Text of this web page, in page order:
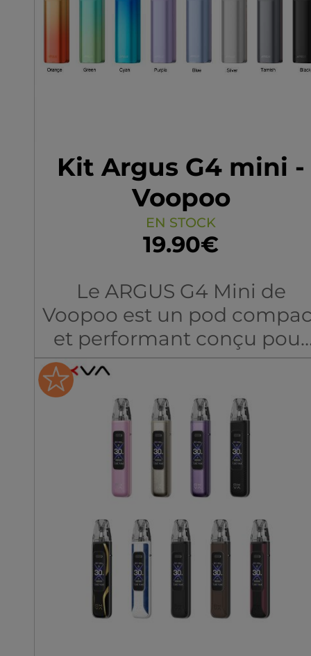
Kit Argus G4 mini -
Voopoo
EN STOCK
19.90€
Le ARGUS G4 Mini de
Voopoo est un pod
et performant conçu pour
une vape simple et
polyvalente. Il embarque
une batterie intégrée de
1650mAh avec une
puissance réglable de 5 à
30W pour une excellente
autonomie au quotidien.
nouvelle cartouche multi-
ohm de 3.5ml permet de
changer de sensation de
vape simplement en
retournant le pod.